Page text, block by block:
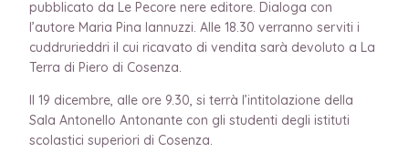
pubblicato da Le Pecore nere editore. Dialoga con
l’autore Maria Pina Iannuzzi. Alle 18.30 verranno serviti i
cuddrurieddri il cui ricavato di vendita sarà devoluto a La
Terra di Piero di Cosenza.
Il 19 dicembre, alle ore 9.30, si terrà l’intitolazione della
Sala Antonello Antonante con gli studenti degli istituti
scolastici superiori di Cosenza.